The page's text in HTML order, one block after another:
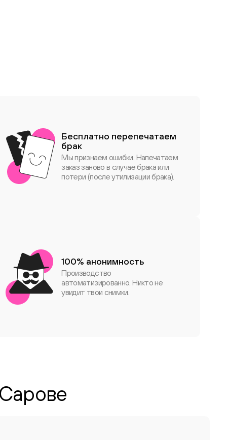
Бесплатно перепечатаем
брак
Мы признаем ошибки. Напечатаем
заказ заново в случае брака или
потери (после утилизации брака).
100% анонимность
Производство
автоматизированно. Никто не
увидит твои снимки.